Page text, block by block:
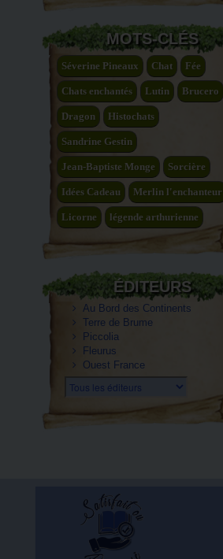
MOTS-CLÉS
Séverine Pineaux Chat Fée
Chats enchantés Lutin Brucero
Dragon Histochats
Sandrine Gestin
Jean-Baptiste Monge Sorcière
Idées Cadeau Merlin l'enchanteur
Licorne légende arthurienne
ÉDITEURS
Au Bord des Continents
Terre de Brume
Piccolia
Fleurus
Ouest France
Tous les éditeurs